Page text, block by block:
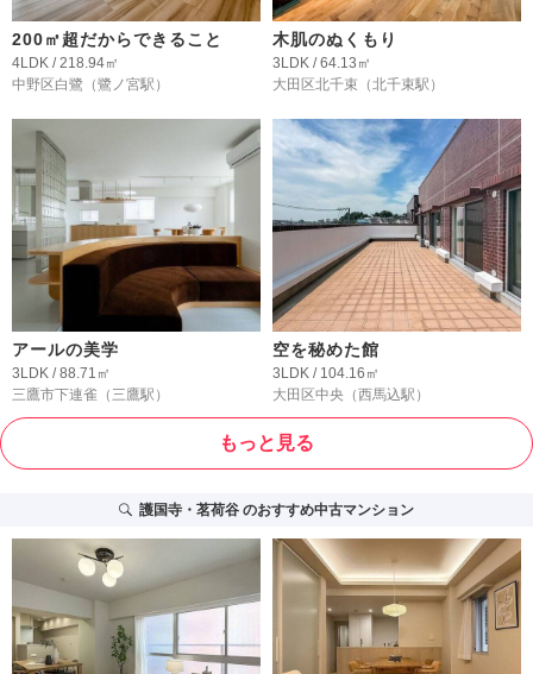
200㎡超だからできること
4LDK / 218.94㎡
中野区白鷺 （鷺ノ宮駅）
木肌のぬくもり
3LDK / 64.13㎡
大田区北千束 （北千束駅）
アールの美学
3LDK / 88.71㎡
三鷹市下連雀 （三鷹駅）
空を秘めた館
3LDK / 104.16㎡
大田区中央 （西馬込駅）
もっと見る
護国寺・茗荷谷のおすすめ中古マンション